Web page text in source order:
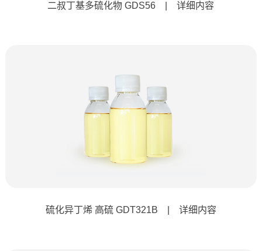
二叔丁基多硫化物 GDS56 | 详细内容
硫化异丁烯 高硫 GDT321B | 详细内容